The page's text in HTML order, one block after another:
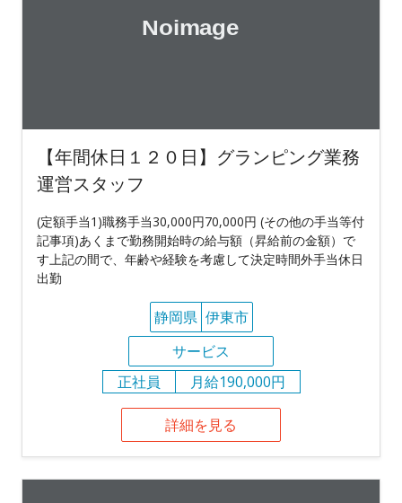
【年間休日１２０日】グランピング業務
運営スタッフ
(定額手当1)職務手当30,000円70,000円 (その他の手当等付
記事項)あくまで勤務開始時の給与額（昇給前の金額）で
す上記の間で、年齢や経験を考慮して決定時間外手当休日
出勤
静岡県 伊東市
サービス
正社員
月給190,000円
詳細を見る